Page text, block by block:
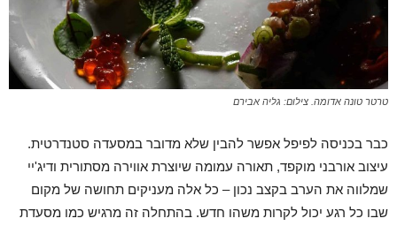
טרטר טונה אדומה. צילום: גליה אבירם
כבר בכניסה לפיפל אפשר להבין שלא מדובר במסעדה סטנדרטית.
עיצוב אורבני מוקפד, תאורה עמומה שיוצרת אווירה מסתורית ודיג'יי
שמלווה את הערב בקצב נכון – כל אלה מעניקים תחושה של מקום
שבו כל רגע יכול לקרות משהו חדש. בהתחלה זה מרגיש כמו מסעדת